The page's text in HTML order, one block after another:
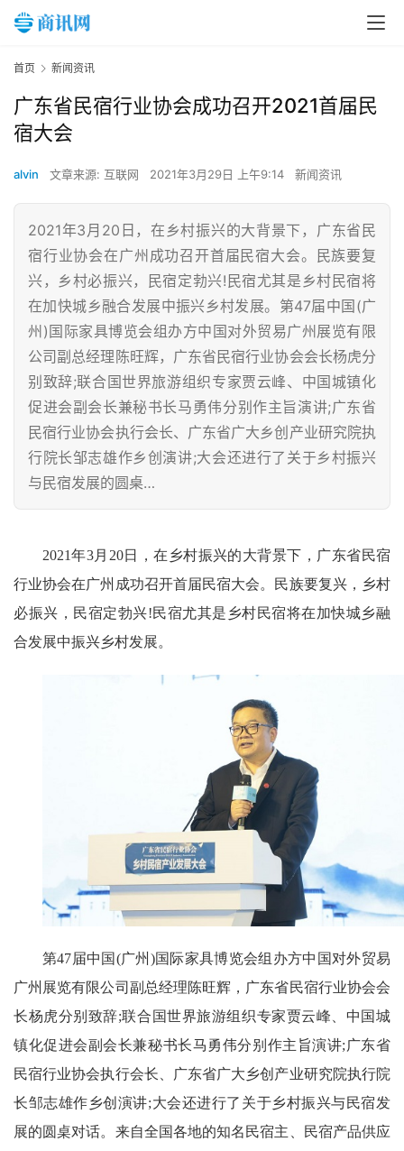
财
经
商
业
I
首页 新闻资讯
广东省民宿行业协会成功召开2021首届民
宿大会
alvin 文章来源: 互联网 2021年3月29日 上午9:14 新闻资讯
2021年3月20日，在乡村振兴的大背景下，广东省民
宿行业协会在广州成功召开首届民宿大会。民族要复
兴，乡村必振兴，民宿定勃兴!民宿尤其是乡村民宿将
在加快城乡融合发展中振兴乡村发展。第47届中国(广
州)国际家具博览会组办方中国对外贸易广州展览有限
公司副总经理陈旺辉，广东省民宿行业协会会长杨虎分
别致辞;联合国世界旅游组织专家贾云峰、中国城镇化
促进会副会长兼秘书长马勇伟分别作主旨演讲;广东省
民宿行业协会执行会长、广东省广大乡创产业研究院执
行院长邹志雄作乡创演讲;大会还进行了关于乡村振兴
与民宿发展的圆桌…
2021年3月20日，在乡村振兴的大背景下，广东省民宿
行业协会在广州成功召开首届民宿大会。民族要复兴，乡村
必振兴，民宿定勃兴!民宿尤其是乡村民宿将在加快城乡融
合发展中振兴乡村发展。
第47届中国(广州)国际家具博览会组办方中国对外贸易
广州展览有限公司副总经理陈旺辉，广东省民宿行业协会会
长杨虎分别致辞;联合国世界旅游组织专家贾云峰、中国城
镇化促进会副会长兼秘书长马勇伟分别作主旨演讲;广东省
民宿行业协会执行会长、广东省广大乡创产业研究院执行院
长邹志雄作乡创演讲;大会还进行了关于乡村振兴与民宿发
展的圆桌对话。来自全国各地的知名民宿主、民宿产品供应